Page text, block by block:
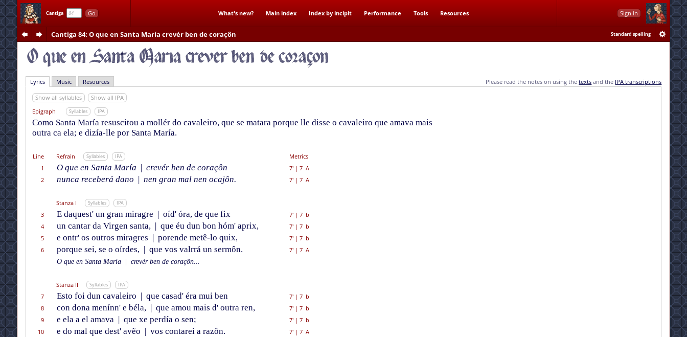
Cantiga Go What's new? Main index Index by incipit Performance Tools Resources Sign in
Cantiga 84: O que en Santa María crevér ben de coraçôn Standard spelling
Lyrics Music Resources Please read the notes on using thetexts and the IPA transcriptions
Show all syllables
Show all IPA
Epigraph
Syllables IPA
Como Santa María resuscitou a mollér do cavaleiro, que se matara porque lle disse o cavaleiro que amava mais
outra ca ela; e dizía-lle por Santa María.
Line Refrain Syllables IPA
Metrics
1
O que en Santa María | crevér ben de coraçôn 7'| 7 A
2
nunca receberá dano | nen gran mal nen ocajôn. 7'| 7 A
Stanza I Syllables IPA
3 E daquest' un gran miragre | oíd' óra, de que fix 7'| 7 b
4
un cantar da Virgen santa, | que éu dun bon hóm' aprix, 7'| 7 b
5
e ontr' os outros miragres | porende metê-lo quix, 7'| 7 b
6
porque sei, se o oírdes, | que vos valrrá un sermôn. 7'| 7 A
O que en Santa María
crevér ben de coraçôn...
Stanza II Syllables IPA
7 Esto foi dun cavaleiro | que casad' éra mui ben 7'| 7 b
8
con dona menínn' e béla, | que amou mais d' outra ren, 7'| 7 b
9
e ela a el amava | que xe perdía o sen; 7'| 7 b
10
e do mal que dest' avẽo | vos contarei a razôn. 7'| 7 A